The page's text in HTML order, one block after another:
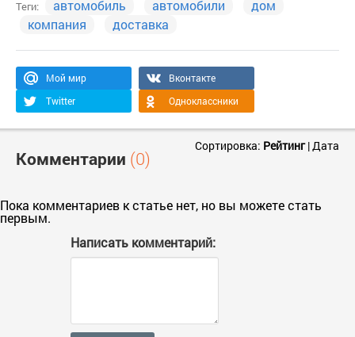
Теги: автомобиль автомобили
дом
компания
доставка
Мой мир
Вконтакте
Twitter
Одноклассники
Комментарии (0)
Сортировка: Рейтинг|Дата
Пока комментариев к статье нет, но вы можете стать
первым.
Написать комментарий: